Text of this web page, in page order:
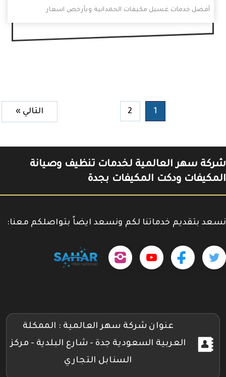
أفضل خدمات غسيل مكيفات الحمدانية وبأرخص اسعار
1
2 التالي »
شركة سهر العالمية لخدمات تنظيف وصيانة
المكيفات ودكت المكيفات بجدة
نسعد بتقديم خدماتنا لكم ونسعد ايضاً بتواصلكم معنا:
تابعنا تابعنا www.youtube.com/@sahar4046
تابعنا
بلاي
عنوان شركة سهر العالمية : الممكلة
العربية السعودية جدة - شارع البلدية - مركز
السنابل التجاري